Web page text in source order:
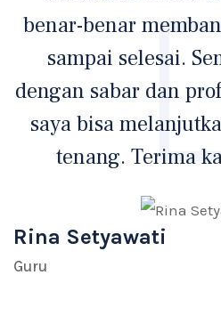
benar-benar
sampai selesai.
dengan sabar dan
saya bisa
tenang. Terima
Rina Setyawati
Guru